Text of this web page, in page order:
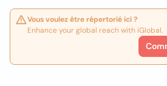
Vous voulez être répertorié ici ?
Enhance your global reach with iGlobal.